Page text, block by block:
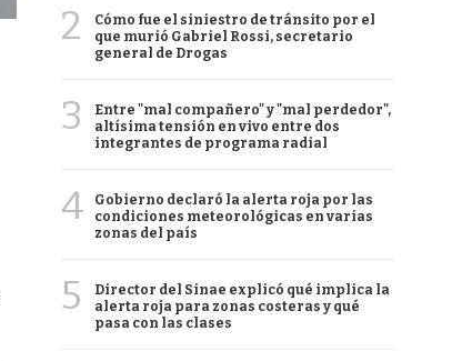
2
Cómo fue el siniestro de tránsito por el
que murió Gabriel Rossi, secretario
general de Drogas
3
Entre "mal compañero" y "mal perdedor",
altísima tensión en vivo entre dos
integrantes de programa radial
4
Gobierno declaró la alerta roja por las
condiciones meteorológicas en varias
zonas del país
5
Director del Sinae explicó qué implica la
alerta roja para zonas costeras y qué
pasa con las clases